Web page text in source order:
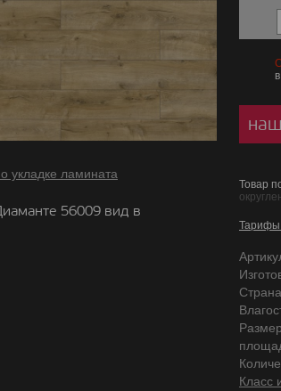
укладке ламината
56009 вид в
Товар
Тарифы
Класс